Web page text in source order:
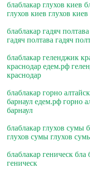
блаблакар глухов киев
глухов киев глухов киев
блаблакар гадяч
гадяч полтава гадяч
блаблакар геленджик
краснодар едем.рф
краснодар
блаблакар горно
барнаул едем.рф горно
барнаул
блаблакар глухов сумы
глухов сумы глухов
блаблакар геническ
геническ